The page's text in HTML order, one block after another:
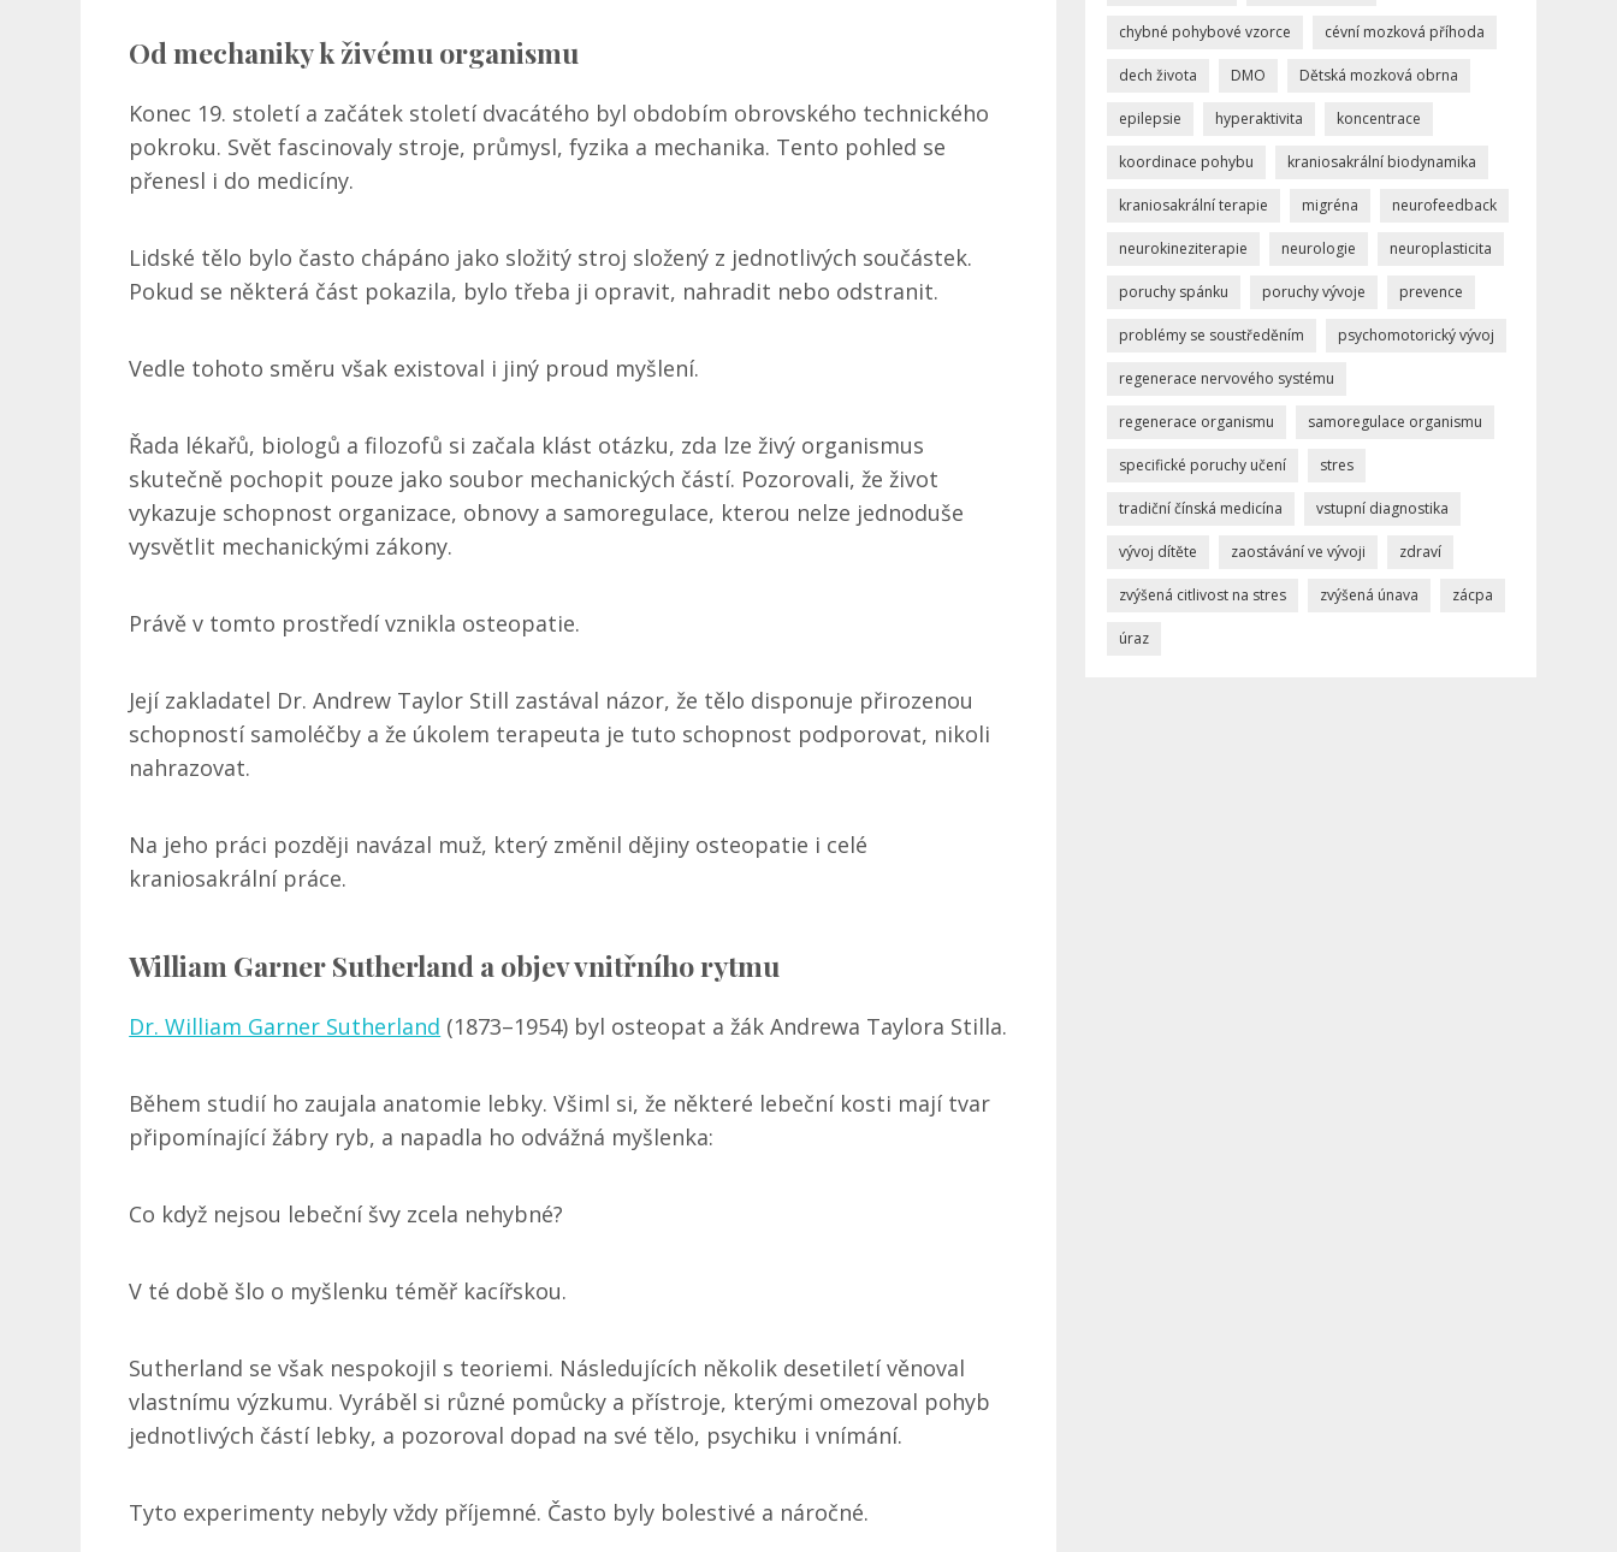
Od mechaniky k živému organismu
Konec 19. století a začátek století dvacátého byl obdobím obrovského technického
pokroku. Svět fascinovaly stroje, průmysl, fyzika a mechanika. Tento pohled se
přenesl i do medicíny.
Lidské tělo bylo často chápáno jako složitý stroj složený z jednotlivých součástek.
Pokud se některá část pokazila, bylo třeba ji opravit, nahradit nebo odstranit.
Vedle tohoto směru však existoval i jiný proud myšlení.
Řada lékařů, biologů a filozofů si začala klást otázku, zda lze živý organismus
skutečně pochopit pouze jako soubor mechanických částí. Pozorovali, že život
vykazuje schopnost organizace, obnovy a samoregulace, kterou nelze jednoduše
vysvětlit mechanickými zákony.
Právě v tomto prostředí vznikla osteopatie.
Její zakladatel Dr. Andrew Taylor Still zastával názor, že tělo disponuje přirozenou
schopností samoléčby a že úkolem terapeuta je tuto schopnost podporovat, nikoli
nahrazovat.
Na jeho práci později navázal muž, který změnil dějiny osteopatie i celé
kraniosakrální práce.
William Garner Sutherland a objev vnitřního rytmu
Dr. William Garner Sutherland (1873–1954) byl osteopat a žák Andrewa Taylora Stilla.
Během studií ho zaujala anatomie lebky. Všiml si, že některé lebeční kosti mají tvar
připomínající žábry ryb, a napadla ho odvážná myšlenka:
Co když nejsou lebeční švy zcela nehybné?
V té době šlo o myšlenku téměř kacířskou.
Sutherland se však nespokojil s teoriemi. Následujících několik desetiletí věnoval
vlastnímu výzkumu. Vyráběl si různé pomůcky a přístroje, kterými omezoval pohyb
jednotlivých částí lebky, a pozoroval dopad na své tělo, psychiku i vnímání.
Tyto experimenty nebyly vždy příjemné. Často byly bolestivé a náročné.
chybné pohybové vzorce cévní mozková příhoda
dech života DMO Dětská mozková obrna
epilepsie hyperaktivita koncentrace
koordinace pohybu kraniosakrální biodynamika
kraniosakrální terapie migréna neurofeedback
neurokineziterapie neurologie neuroplasticita
poruchy spánku poruchy vývoje prevence
problémy se soustředěním psychomotorický vývoj
regenerace nervového systému
regenerace organismu samoregulace organismu
specifické poruchy učení stres
tradiční čínská medicína vstupní diagnostika
vývoj dítěte zaostávání ve vývoji zdraví
zvýšená citlivost na stres zvýšená únava zácpa
úraz